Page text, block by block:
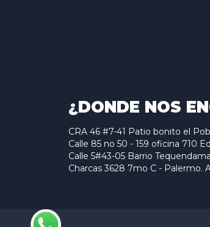
¿DONDE NOS
CRA 46 #7-41 Patio bonito el
Calle 85 no 50 - 159 oficina 710
Calle 5#43-05 Barrio
Charcas 3628 7mo C - Palermo.